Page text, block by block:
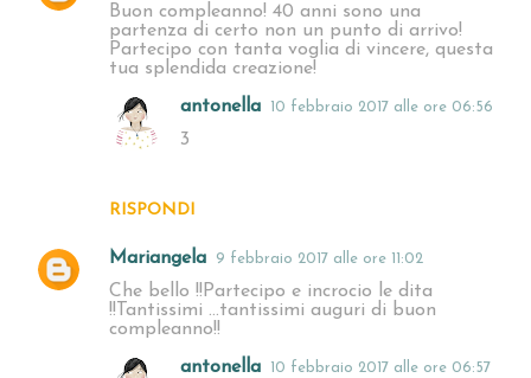
Buon compleanno! 40 anni sono una
partenza di certo non un punto di arrivo!
Partecipo con tanta voglia di vincere, questa
tua splendida creazione!
RISPONDI
antonella 10 febbraio 2017 alle ore 06:56
3
Mariangela 9 febbraio 2017 alle ore 11:02
Che bello !!Partecipo e incrocio le dita
!!Tantissimi ...tantissimi auguri di buon
compleanno!!
antonella 10 febbraio 2017 alle ore 06:57